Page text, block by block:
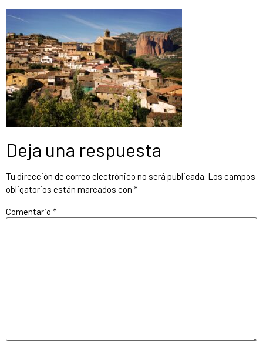
Deja una respuesta
Tu dirección de correo electrónico no será publicada. Los campos
obligatorios están marcados con *
Comentario *